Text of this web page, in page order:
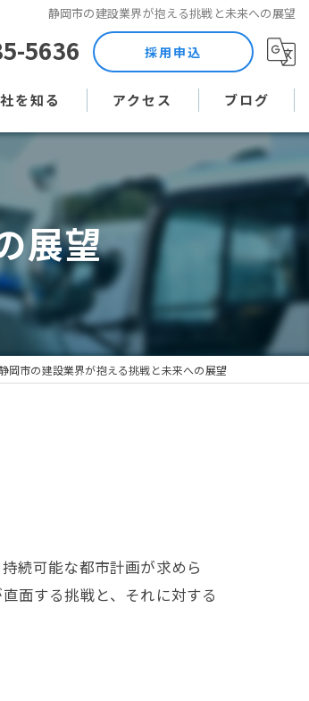
静岡市の建設業界が抱える挑戦と未来への展望
5636 採用申込
を知る
作業員
督
帰
アクセス ブログ
コラム
展望
岡市の建設業界が抱える挑戦と未来への展望
続可能な都市計画が求めら
面する挑戦と、それに対する